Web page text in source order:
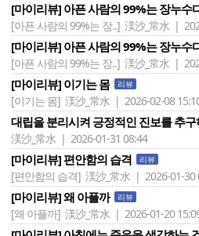
[마이리뷰] 아픈 사람의 99%는 장누수
[아픈 사람의 99%는 장..] 渼沙_常水 |
[마이리뷰] 아픈 사람의 99%는 장누수
[아픈 사람의 99%는 장..] 渼沙_常水 |
[마이리뷰] 이기는 몸 리뷰
[이기는 몸] 渼沙_常水 | 2026-02-08
대립을 분리시켜 긍정적인 진보를 추
渼沙_常水 | 2026-01-31 08:44
[마이리뷰] 편안함의 습격 리뷰
[편안함의 습격] 渼沙_常水 | 2026-01-30
[마이리뷰] 왜 아플까 리뷰
[왜 아플까] 渼沙_常水 | 2026-01-20